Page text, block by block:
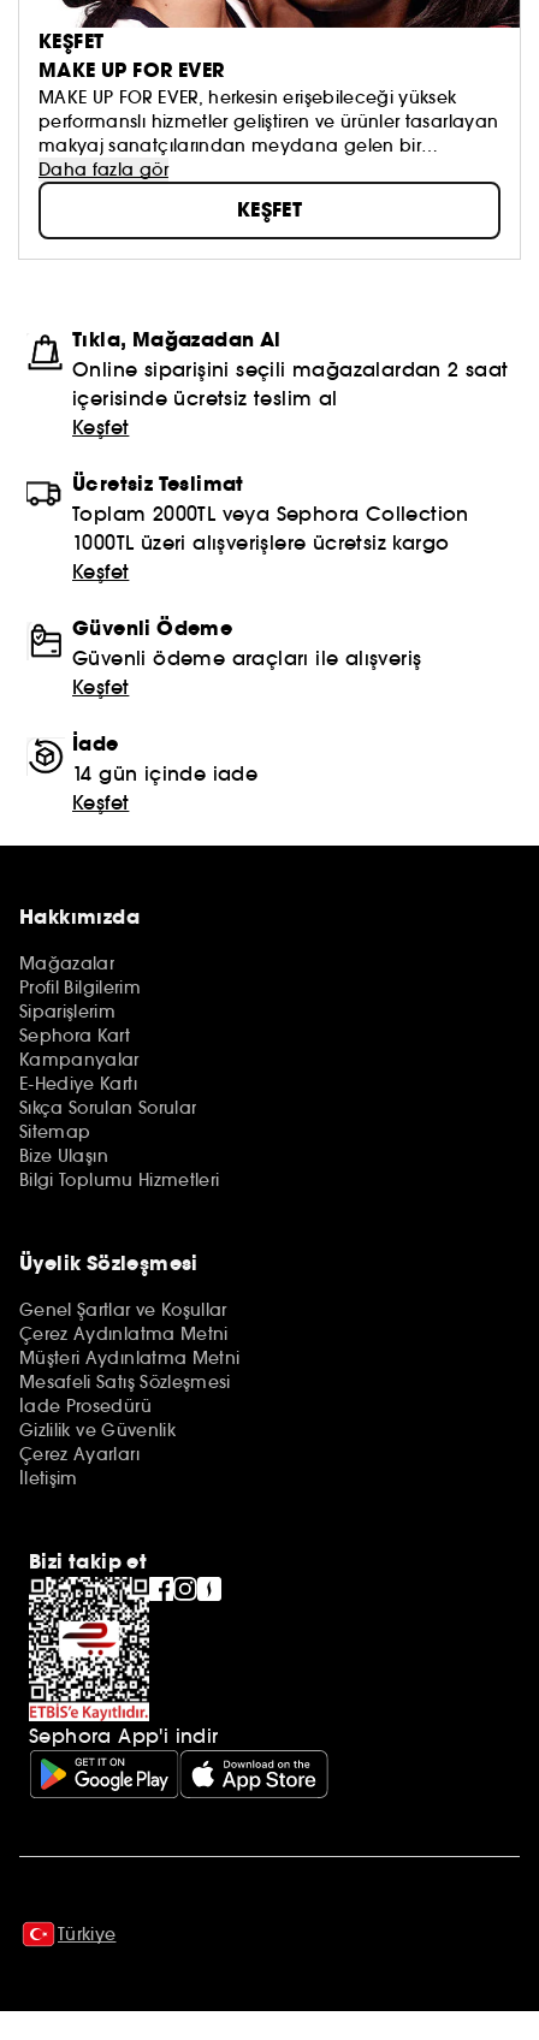
KEŞFET
MAKE UP FOR EVER
MAKE UP FOR EVER, herkesin erişebileceği yüksek
performanslı hizmetler geliştiren ve ürünler tasarlayan
makyaj sanatçılarından meydana gelen bir
topluluktur. Markanın zenginliği çeşitlilik ve
bireysellikten oluşuruyor ve herkesi kendi
benzersizliğini ortaya çıkararak mükemmelleştirmeye
teşvik ediyor. Makyaj sanatçılarıyla olan özel ve
güçlü ilişkimizin temelini oluşturan MAKE UP FOR EVER
hizmet veren bir ekibiz ve herkes için buradayız.
Daha fazla gör
KEŞFET
Tıkla, Mağazadan Al
Online siparişini seçili mağazalardan 2 saat
içerisinde ücretsiz teslim al
Keşfet
Ücretsiz Teslimat
Toplam 2000TL veya Sephora Collection
1000TL üzeri alışverişlere ücretsiz kargo
Keşfet
Güvenli Ödeme
Güvenli ödeme araçları ile alışveriş
Keşfet
İade
14 gün içinde iade
Keşfet
Hakkımızda
Mağazalar
Profil Bilgilerim
Siparişlerim
Sephora Kart
Kampanyalar
E-Hediye Kartı
Sıkça Sorulan Sorular
Sitemap
Bize Ulaşın
Bilgi Toplumu Hizmetleri
Üyelik Sözleşmesi
Genel Şartlar ve Koşullar
Çerez Aydınlatma Metni
Müşteri Aydınlatma Metni
Mesafeli Satış Sözleşmesi
İade Prosedürü
Gizlilik ve Güvenlik
Çerez Ayarları
İletişim
Bizi takip et
Sephora App'i indir
Türkiye